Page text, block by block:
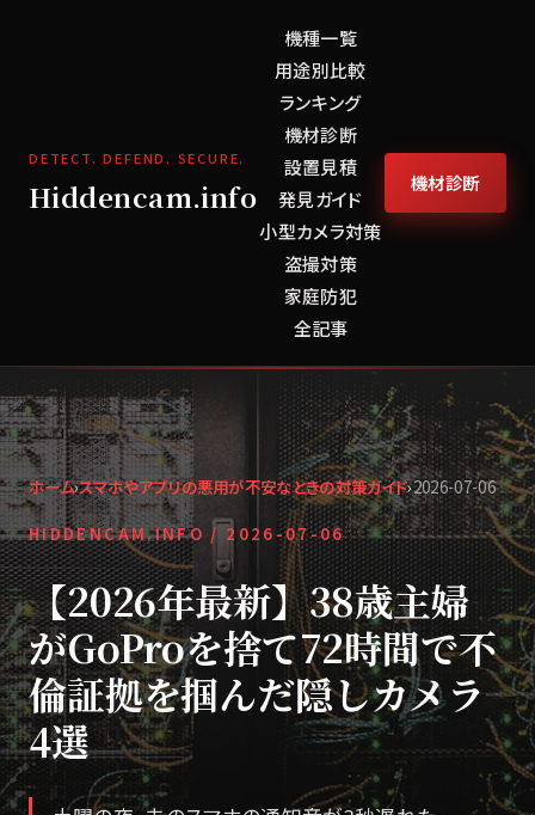
DETECT. DEFEND. SECURE.
Hiddencam.info
機種一覧
用途別比較
ランキング
機材診断
設置見積
発見ガイド
小型カメラ対策
盗撮対策
家庭防犯
全記事
機材診断
ホーム›スマホやアプリの悪用が不安なときの対策ガイド›2026-07-06
HIDDENCAM.INFO / 2026-07-06
【2026年最新】38歳主婦
がGoProを捨て72時間で不
倫証拠を掴んだ隠しカメラ
4選